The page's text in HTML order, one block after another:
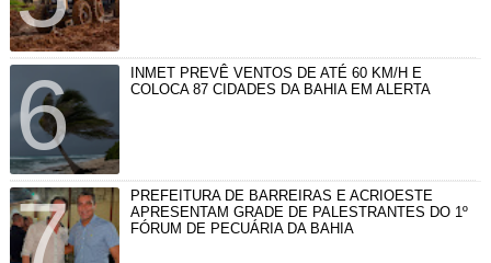
INMET PREVÊ VENTOS DE ATÉ 60 KM/H E
COLOCA 87 CIDADES DA BAHIA EM ALERTA
PREFEITURA DE BARREIRAS E ACRIOESTE
APRESENTAM GRADE DE PALESTRANTES DO 1º
FÓRUM DE PECUÁRIA DA BAHIA